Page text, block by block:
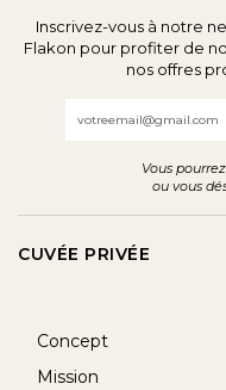
Inscrivez-vous à notre
Flakon pour profiter de
nos offres
Email
Vous
ou vous
CUVÉE PRIVÉE
Concept
Mission